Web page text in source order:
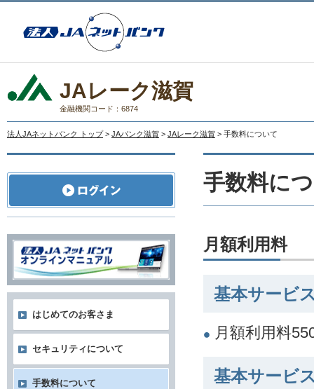
JAレーク滋賀
金融機関コード：6874
法人JAネットバンク トップ > JAバンク滋賀 > JAレーク滋賀 > 手数料について
手数料に
月額利用料
基本サービ
月額利用料
基本サービ
はじめてのお客さま
セキュリティについて
手数料について